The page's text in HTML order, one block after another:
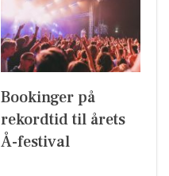
Bookinger på
rekordtid til årets
Å-festival